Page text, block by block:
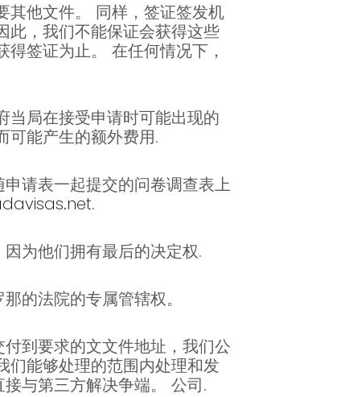
其他文件。 同样，签证签发机
此，我们不能保证会获得这些
签证为止。 在任何情况下，
当局在接受申请时可能出现的
可能产生的额外费用.
请表一起提交的问卷调查表上
.
为他们拥有最后的决定权.
的法院的专属管辖权。
到要求的文文件地址，我们公
们能够处理的范围内处理和发
与第三方解决争端。 公司.